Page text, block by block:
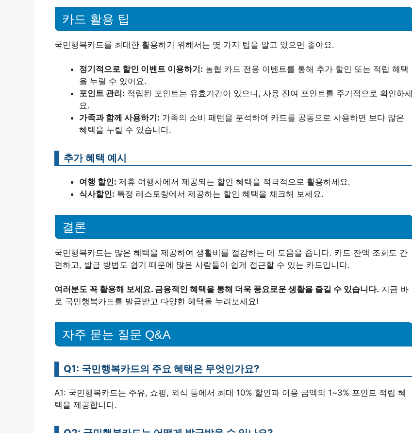
카드 활용 팁
국민행복카드를 최대한 활용하기 위해서는 몇 가지 팁을 알고 있으면 좋아요.
정기적으로 할인 이벤트 이용하기: 농협 카드 전용 이벤트를 통해 추가 할인 또는 적립 혜택
을 누릴 수 있어요.
포인트 관리: 적립된 포인트는 유효기간이 있으니, 사용 잔여 포인트를 주기적으로 확인하세
요.
가족과 함께 사용하기: 가족의 소비 패턴을 분석하여 카드를 공동으로 사용하면 보다 많은
혜택을 누릴 수 있습니다.
추가 혜택 예시
여행 할인: 제휴 여행사에서 제공되는 할인 혜택을 적극적으로 활용하세요.
식사할인: 특정 레스토랑에서 제공하는 할인 혜택을 체크해 보세요.
결론
국민행복카드는 많은 혜택을 제공하여 생활비를 절감하는 데 도움을 줍니다. 카드 잔액 조회도 간
편하고, 발급 방법도 쉽기 때문에 많은 사람들이 쉽게 접근할 수 있는 카드입니다.
여러분도 꼭 활용해 보세요. 금융적인 혜택을 통해 더욱 풍요로운 생활을 즐길 수 있습니다. 지금 바
로 국민행복카드를 발급받고 다양한 혜택을 누려보세요!
자주 묻는 질문 Q&A
Q1: 국민행복카드의 주요 혜택은 무엇인가요?
A1: 국민행복카드는 주유, 쇼핑, 외식 등에서 최대 10% 할인과 이용 금액의 1~3% 포인트 적립 혜
택을 제공합니다.